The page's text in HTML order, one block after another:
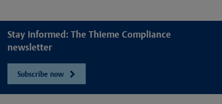
Stay informed: The Thieme Compliance
newsletter
Subscribe now